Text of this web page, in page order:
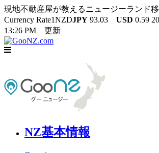
現地不動産屋が教えるニュージーランド
Currency Rate1NZDJPY 93.03 USD 0.59
13:26 PM 更新
NZ基本情報